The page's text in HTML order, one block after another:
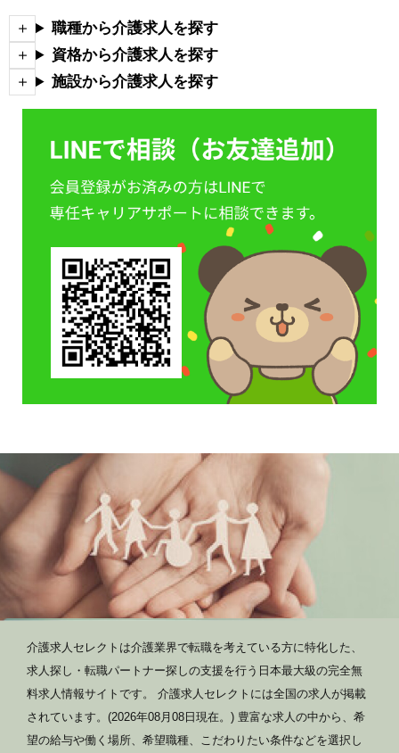
職種から介護求人を探す
資格から介護求人を探す
施設から介護求人を探す
介護求人セレクトは介護業界で転職を考えている方に特化した、
求人探し・転職パートナー探しの支援を行う日本最大級の完全無
料求人情報サイトです。 介護求人セレクトには全国の求人が掲載
されています。(2026年08月08日現在。) 豊富な求人の中から、希
望の給与や働く場所、希望職種、こだわりたい条件などを選択し